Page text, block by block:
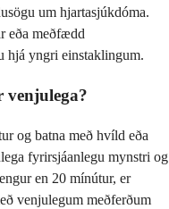
um hjartasjúkdóma.
eða meðfædd
hjá yngri einstaklingum.
og batna með hvíld eða
fyrirsjáanlegu mynstri og
en 20 mínútur, er
venjulegum meðferðum